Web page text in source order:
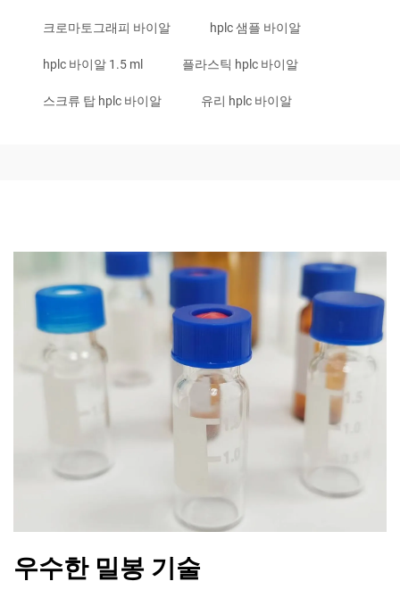
크로마토그래피 바이알 hplc 샘플 바이알
hplc 바이알 1.5 ml 플라스틱 hplc 바이알
스크류 탑 hplc 바이알 유리 hplc 바이알
우수한 밀봉 기술